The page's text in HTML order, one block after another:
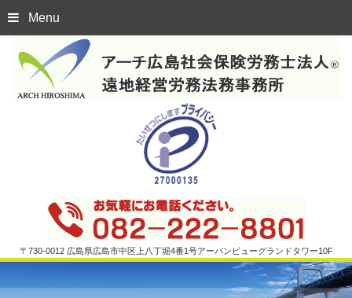
Menu
〒730-0012 広島県広島市中区上八丁堀4番1号アーバンビューグランドタワー10F